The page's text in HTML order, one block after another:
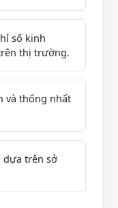
số kinh
thị trường.
và thống nhất
dựa trên sở